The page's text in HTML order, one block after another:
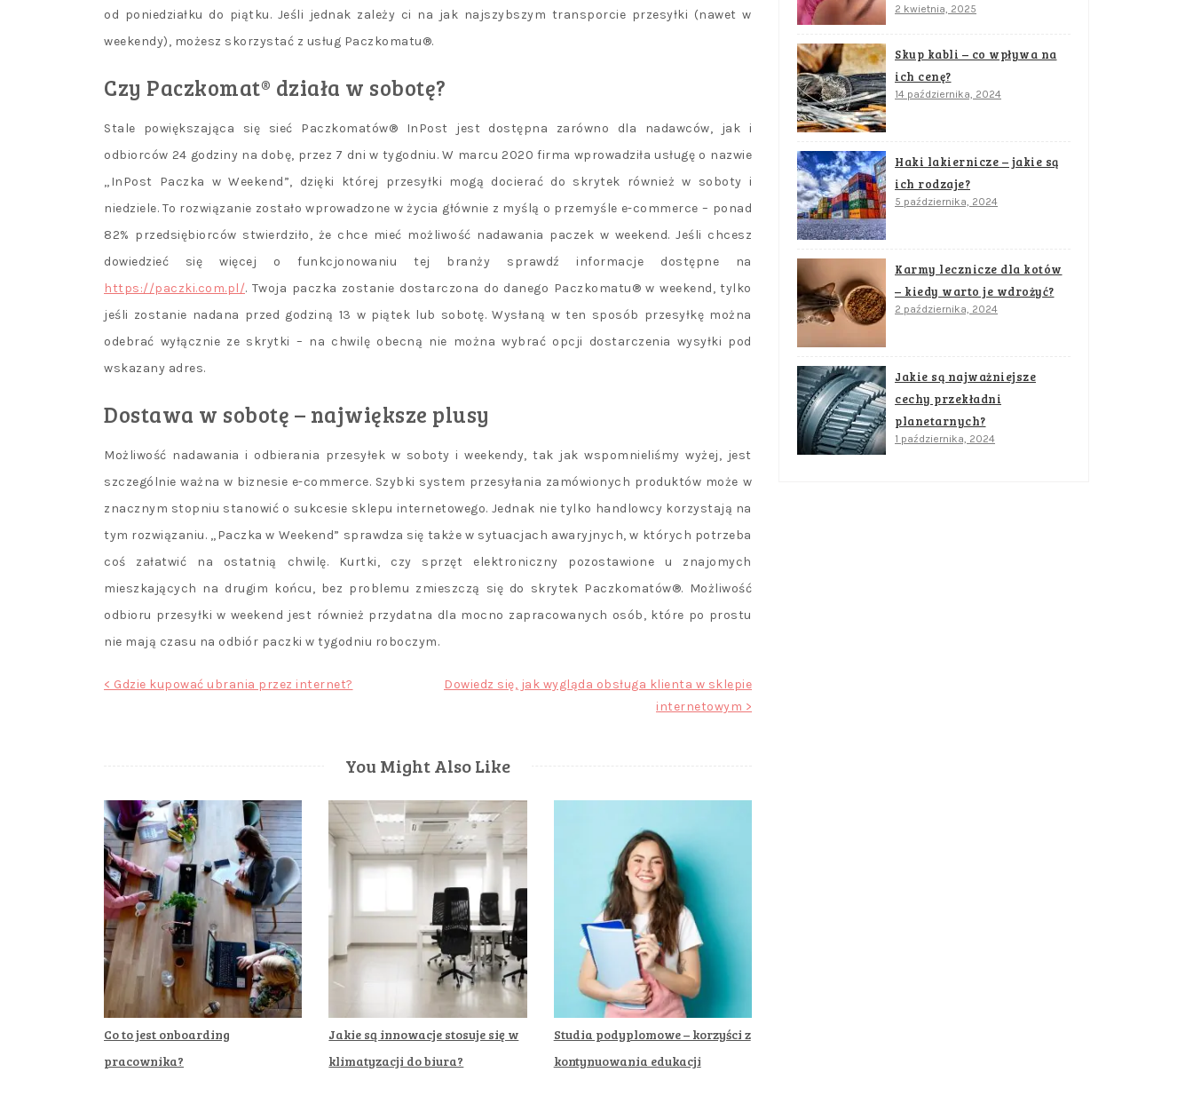
od poniedziałku do piątku. Jeśli jednak zależy ci na jak najszybszym transporcie przesyłki (nawet w
weekendy), możesz skorzystać z usług Paczkomatu®.
Czy Paczkomat® działa w sobotę?
Stale powiększająca się sieć Paczkomatów® InPost jest dostępna zarówno dla nadawców, jak i
odbiorców 24 godziny na dobę, przez 7 dni w tygodniu. W marcu 2020 firma wprowadziła usługę o nazwie
„InPost Paczka w Weekend”, dzięki której przesyłki mogą docierać do skrytek również w soboty i
niedziele. To rozwiązanie zostało wprowadzone w życia głównie z myślą o przemyśle e-commerce – ponad
82% przedsiębiorców stwierdziło, że chce mieć możliwość nadawania paczek w weekend. Jeśli chcesz
dowiedzieć się więcej o funkcjonowaniu tej branży sprawdź informacje dostępne na
https://paczki.com.pl/. Twoja paczka zostanie dostarczona do danego Paczkomatu® w weekend, tylko
jeśli zostanie nadana przed godziną 13 w piątek lub sobotę. Wysłaną w ten sposób przesyłkę można
odebrać wyłącznie ze skrytki – na chwilę obecną nie można wybrać opcji dostarczenia wysyłki pod
wskazany adres.
Dostawa w sobotę – największe plusy
Możliwość nadawania i odbierania przesyłek w soboty i weekendy, tak jak wspomnieliśmy wyżej, jest
szczególnie ważna w biznesie e-commerce. Szybki system przesyłania zamówionych produktów może w
znacznym stopniu stanowić o sukcesie sklepu internetowego. Jednak nie tylko handlowcy korzystają na
tym rozwiązaniu. „Paczka w Weekend” sprawdza się także w sytuacjach awaryjnych, w których potrzeba
coś załatwić na ostatnią chwilę. Kurtki, czy sprzęt elektroniczny pozostawione u znajomych
mieszkających na drugim końcu, bez problemu zmieszczą się do skrytek Paczkomatów®. Możliwość
odbioru przesyłki w weekend jest również przydatna dla mocno zapracowanych osób, które po prostu
nie mają czasu na odbiór paczki w tygodniu roboczym.
Nawigacja
< Gdzie kupować ubrania przez internet?
Dowiedz się, jak wygląda obsługa klienta w sklepie
internetowym >
You Might Also Like
Co to jest onboarding
pracownika?
Jakie są innowacje stosuje się w
klimatyzacji do biura?
Studia podyplomowe – korzyści z
kontynuowania edukacji
2 kwietnia, 2025
Skup kabli – co wpływa na
ich cenę?
14 października, 2024
Haki lakiernicze – jakie są
ich rodzaje?
5 października, 2024
Karmy lecznicze dla kotów
– kiedy warto je wdrożyć?
2 października, 2024
Jakie są najważniejsze
cechy przekładni
planetarnych?
1 października, 2024